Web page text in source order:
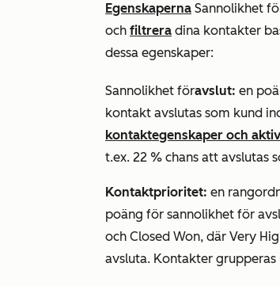
Egenskaperna Sannolikhet
och filtrera dina kontakter
dessa egenskaper:
Sannolikhet föravslut: en
kontakt avslutas som kund
kontaktegenskaper och
t.ex. 22 % chans att avslutas
Kontaktprioritet: en
poäng för sannolikhet för
och Closed Won, där Very
avsluta. Kontakter